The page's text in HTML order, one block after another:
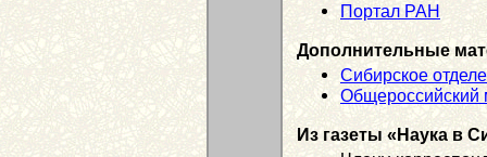
Портал РАН
Дополнительные
Сибирское
Общероссийский
Из газеты «Наука в